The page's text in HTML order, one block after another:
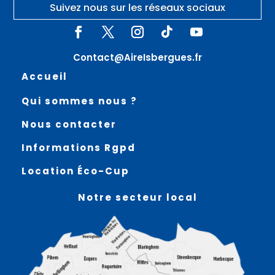
Suivez nous sur les réseaux sociaux
Contact@AireIsbergues.fr
Accueil
Qui sommes nous ?
Nous contacter
Informations Rgpd
Location Éco-Cup
Notre secteur local